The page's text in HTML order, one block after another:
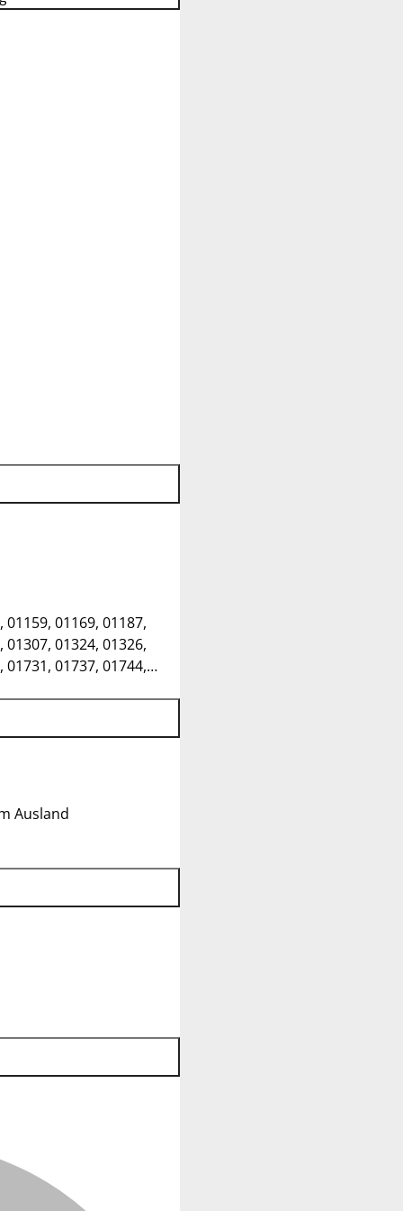
01159, 01169, 01187,
01307, 01324, 01326,
01731, 01737, 01744,
Ausland